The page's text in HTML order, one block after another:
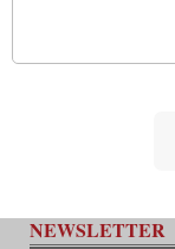
NEWSLETTER